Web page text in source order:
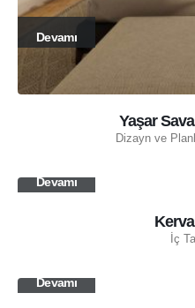
Devamı
Yaşar
Dizayn ve
Devamı
İç
Devamı